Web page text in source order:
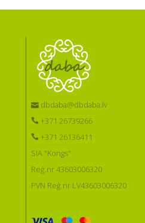
dbdaba@dbdaba.lv
+371 26739266
+371 26136411
SIA "Kongs"
Reģ.nr 43603006320
PVN Reģ.nr LV43603006320